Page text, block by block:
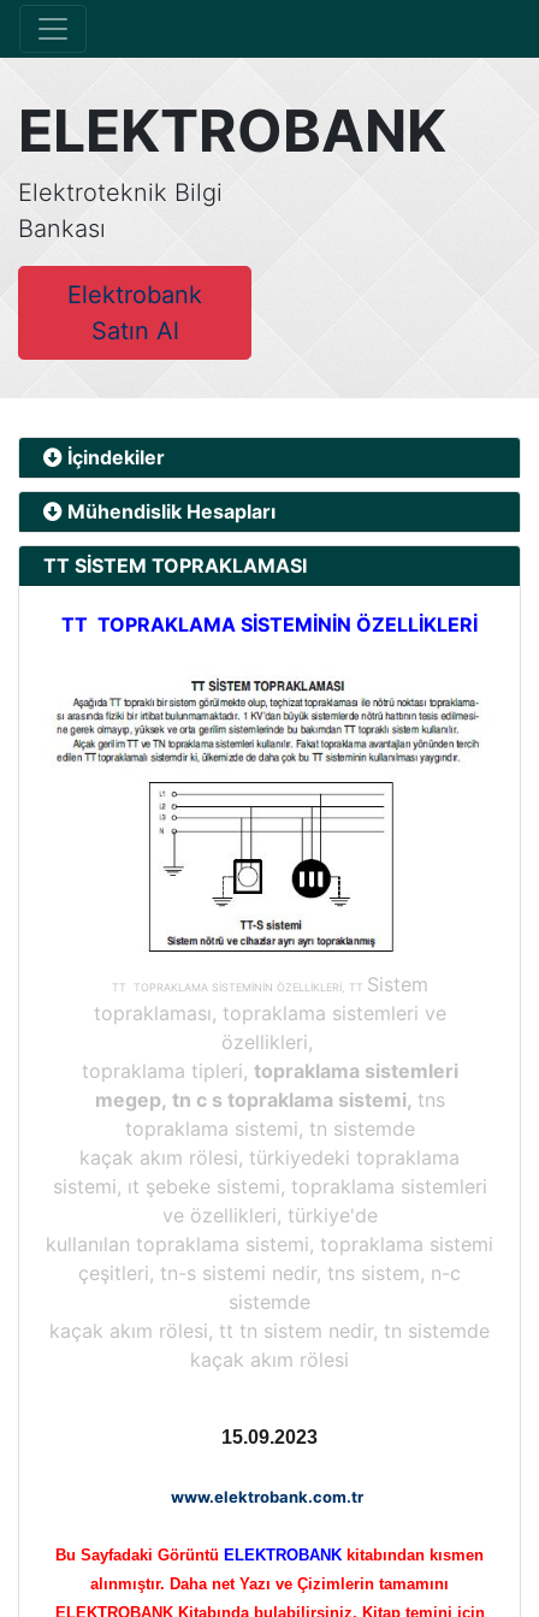
ELEKTROBANK
Elektroteknik Bilgi
Bankası
Elektrobank
Satın Al
İçindekiler
Mühendislik Hesapları
TT SİSTEM TOPRAKLAMASI
TT TOPRAKLAMA SİSTEMİNİN ÖZELLİKLERİ
TT TOPRAKLAMA SİSTEMİNİN ÖZELLİKLERİ, TT Sistem
topraklaması, topraklama sistemleri ve
özellikleri,
topraklama tipleri, topraklama sistemleri
megep, tn c s topraklama sistemi, tns
topraklama sistemi, tn sistemde
kaçak akım rölesi, türkiyedeki topraklama
sistemi, ıt şebeke sistemi, topraklama sistemleri
ve özellikleri, türkiye'de
kullanılan topraklama sistemi, topraklama sistemi
çeşitleri, tn-s sistemi nedir, tns sistem, n-c
sistemde
kaçak akım rölesi, tt tn sistem nedir, tn sistemde
kaçak akım rölesi
15.09.2023
www.elektrobank.com.tr
Bu Sayfadaki Görüntü ELEKTROBANK kitabından kısmen
alınmıştır. Daha net Yazı ve Çizimlerin tamamını
ELEKTROBANK Kitabında bulabilirsiniz, Kitap temini için